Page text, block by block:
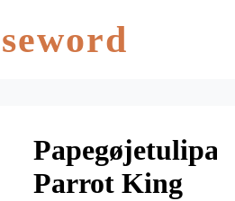
Papegøjetulipan
Parrot King